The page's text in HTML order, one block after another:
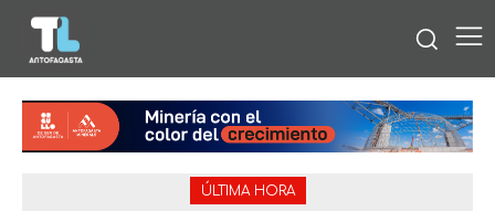
ÚLTIMA HORA